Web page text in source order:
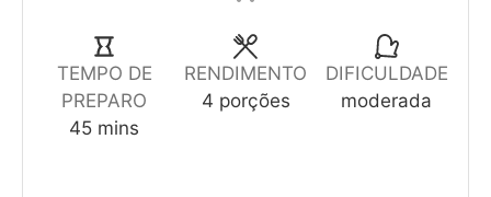
TEMPO DE
PREPARO
45 mins
RENDIMENTO
4 porções
DIFICULDADE
moderada